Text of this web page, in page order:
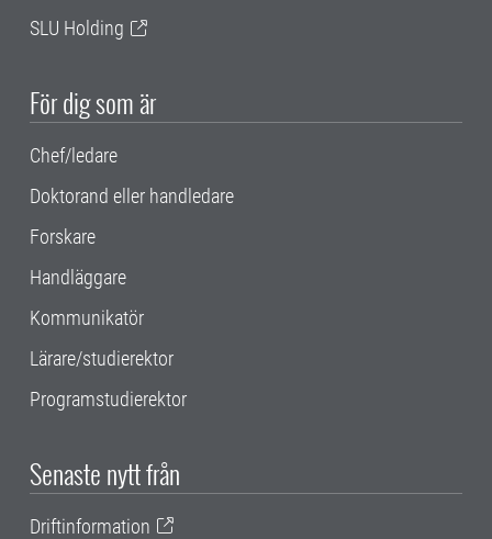
SLU Holding
För dig som är
Chef/ledare
Doktorand eller handledare
Forskare
Handläggare
Kommunikatör
Lärare/studierektor
Programstudierektor
Senaste nytt från
Driftinformation